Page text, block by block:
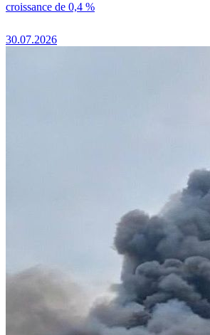
croissance de 0,4 %
30.07.2026